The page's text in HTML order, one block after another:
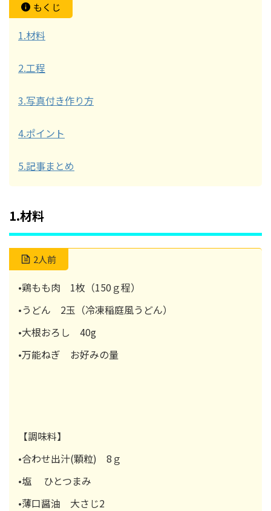
もくじ
1.材料
2.工程
3.写真付き作り方
4.ポイント
5.記事まとめ
1.材料
2人前
•鶏もも肉 1枚（150ｇ程）
•うどん 2玉（冷凍稲庭風うどん）
•大根おろし 40g
•万能ねぎ お好みの量
【調味料】
•合わせ出汁(顆粒) 8ｇ
•塩 ひとつまみ
•薄口醤油 大さじ2